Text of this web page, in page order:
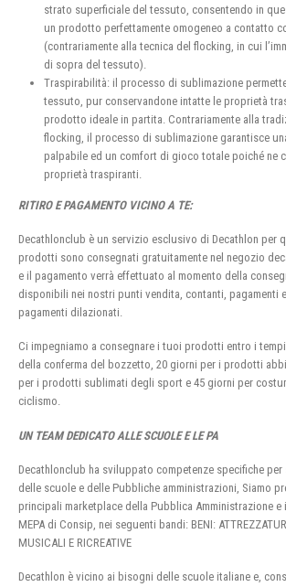
strato superficiale del tessuto, consentendo in
un prodotto perfettamente omogeneo a contatto
(contrariamente alla tecnica del flocking, in cui
di sopra del tessuto).
Traspirabilità: il processo di sublimazione
tessuto, pur conservandone intatte le proprietà
prodotto ideale in partita. Contrariamente alla
flocking, il processo di sublimazione garantisce
palpabile ed un comfort di gioco totale poiché ne
proprietà traspiranti.
RITIRO E PAGAMENTO VICINO A TE:
Decathlonclub è un servizio esclusivo di Decathlon per
prodotti sono consegnati gratuitamente nel negozio
e il pagamento verrà effettuato al momento della
disponibili nei nostri punti vendita, contanti, pagamenti
pagamenti dilazionati.
Ci impegniamo a consegnare i tuoi prodotti entro i
della conferma del bozzetto, 20 giorni per i prodotti
per i prodotti sublimati degli sport e 45 giorni per
ciclismo.
UN TEAM DEDICATO ALLE SCUOLE E LE PA
Decathlonclub ha sviluppato competenze specifiche per
delle scuole e delle Pubbliche amministrazioni, Siamo
principali marketplace della Pubblica Amministrazione e
MEPA di Consip, nei seguenti bandi: BENI:
MUSICALI E RICREATIVE
Decathlon è vicino ai bisogni delle scuole italiane e,